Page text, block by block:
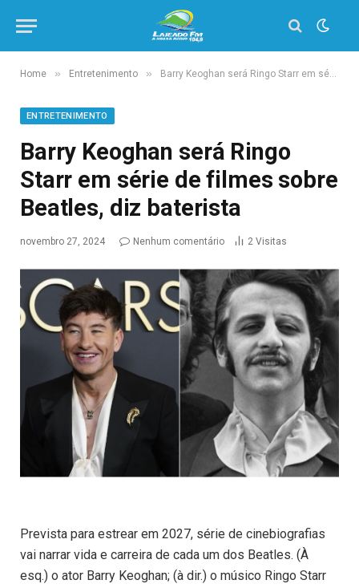
Home » Entretenimento » Barry Keoghan será Ringo Starr em série de filmes sobre Beatles, diz baterista
ENTRETENIMENTO
Barry Keoghan será Ringo
Starr em série de filmes sobre
Beatles, diz baterista
novembro 27, 2024 Nenhum comentário 2 Visitas
Prevista para estrear em 2027, série de cinebiografias
vai narrar vida e carreira de cada um dos Beatles. (À
esq.) o ator Barry Keoghan; (à dir.) o músico Ringo Starr